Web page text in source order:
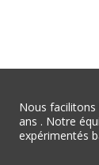
Nous facilitons
ans . Notre
expérimentés